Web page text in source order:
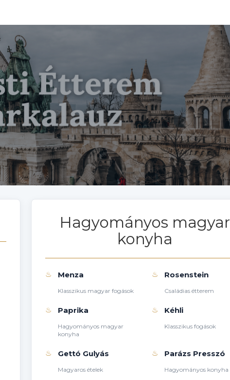
Hagyományos magyar
konyha
♨ Menza
Klasszikus magyar fogások
♨ Rosenstein
Családias étterem
♨ Paprika
Hagyományos magyar
konyha
♨ Kéhli
Klasszikus fogások
♨ Gettó Gulyás
Magyaros ételek
♨ Parázs Presszó
Hagyományos konyha